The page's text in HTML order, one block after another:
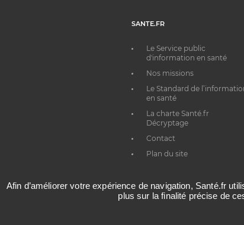
SANTE.FR
Le Service public
d'information en santé
Nos missions
Le Standard de
en santé
La charte Santé.fr
Décryptage
Contact
Plan du site
Afin d’améliorer votre expérience de navigation, Santé.fr
plus sur la finalité précise de